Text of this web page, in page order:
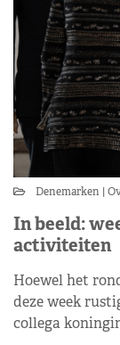
Denemarken
In beeld:
activiteiten
Hoewel het
deze week
collega